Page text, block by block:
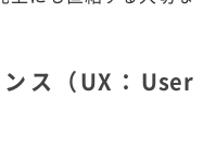
ス（UX：User